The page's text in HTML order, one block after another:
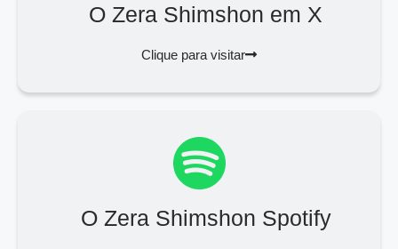
O Zera Shimshon em X
Clique para visitar
O Zera Shimshon Spotify